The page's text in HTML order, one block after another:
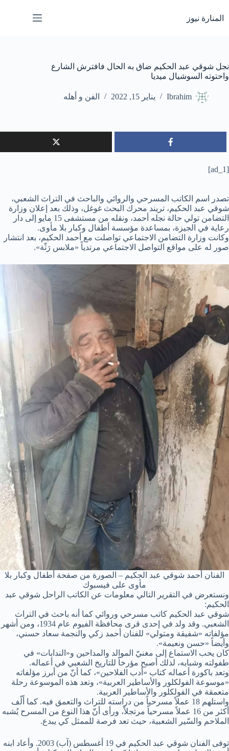
إلى
المحتوى
المنارة نيوز
نجل شوقي عبد الحكيم ضاق به الحال فافترش الشارع
واحتوته السوشيال ميديا
Ibrahim يناير 15, 2022 الفن و أهله
[ad_1]
تصدر اسم الكاتب المسرحي والروائي والباحث في التراث الشعبي،
شوقي عبد الحكيم، تريند محرك البحث غوغل، وذلك بعد إعلان وزارة
التضامن تولي حالة نجله أحمد، ونقله من مستشفى 15 مايو إلى دار
رعاية في الجيزة، بمساعدة مؤسسة أطفال وكبار بلا مأوى.
وكانت وزارة التضامن الاجتماعي تواصلت مع أحمد الحكيم، بعد انتشار
صور له على مواقع التواصل الاجتماعي مرتدياً «ملابس رَثّة».
الفنان أحمد شوقي عبد الحكيم – الصورة من صفحة أطفال وكبار بلا
مأوى على فيسبوك
ونستعرض في التقرير التالي معلومات عن الكاتب الراحل شوقي عبد
الحكيم:
شوقي عبد الحكيم كاتب مسرحي وروائي كما أنه باحث في التراث
الشعبي. وقد ولد في إحدى قرى محافظة الفيوم عام 1934، ومن أشهر
مؤلفاته «شفيقة ومتولي» للفنان أحمد زكي والنجمة سعاد حسني،
وأيضاً «حسن ونعيمة».
كان يحب الاستماع إلى مغنيّ الموالد والمداحين و«الندابات» في
طفولته وشبابه، لذلك أصبح مؤرخاً للتاريخ الشعبي في أعماله.
وتعد باكورة أعماله كتاب «أدب الفلاحين»، كما أنّ من أبرز مؤلفاته
«موسوعة الفولكلور والأساطير العربية»، وتعد هذه الموسوعة رحلة
متعمقة في الفولكلور والأساطير العربية.
واستلهم 18 عملاً مسرحياً من دراسته للتراث والتعمق فيه. كما أَلّف
أكثر من 16 عملاً مسرحياً مرتجلاً، ورأى أنّ هذا النوع من المسرح يُشبه
الملاحم والسّير الشعبية، حيث تعد فرصة للممثل كي يبدع.
توفى الفنان شوقي عبد الحكيم في 19 أغسطس (آب) 2003. وأعاد ابنه